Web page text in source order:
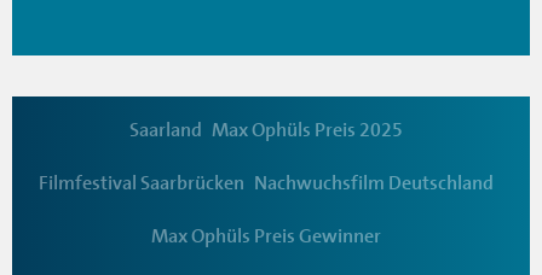
Saarland Max Ophüls Preis 2025
Filmfestival Saarbrücken Nachwuchsfilm Deutschland
Max Ophüls Preis Gewinner